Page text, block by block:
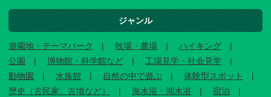
ジャンル
遊園地・テーマパーク 牧場・農場
ハイキング
公園
博物館・科学館など
工場見学・社会見学
動物園
水族館 自然の中で遊ぶ
体験型スポット
歴史（古民家、古墳など）
海水浴・湖水浴
宿泊